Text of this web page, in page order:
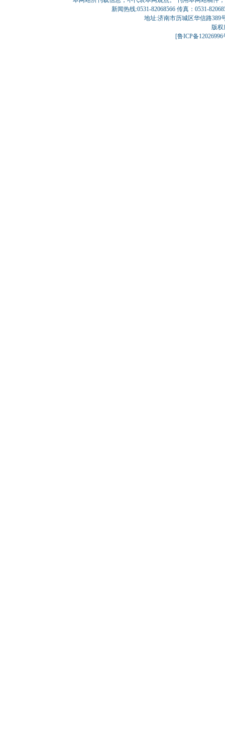
新闻热线:0531-82068566 传真：0531-
地址:济南市历城区华信路389
版
[鲁ICP备12026996